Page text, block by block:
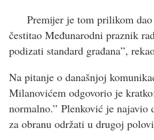
Premijer je tom prilikom
čestitao Međunarodni praznik
podizati standard građana”,
Na pitanje o današnjoj
Milanovićem odgovorio je
normalno.” Plenković je najavio
za obranu održati u drugoj